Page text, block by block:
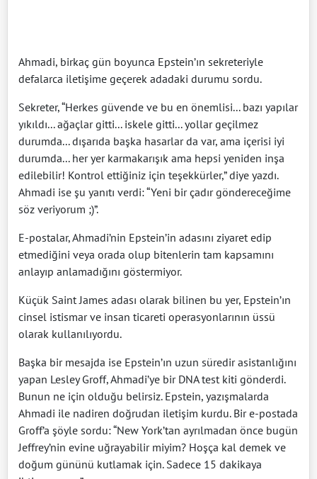
Ahmadi, birkaç gün boyunca Epstein’ın sekreteriyle
defalarca iletişime geçerek adadaki durumu sordu.
Sekreter, “Herkes güvende ve bu en önemlisi... bazı yapılar
yıkıldı... ağaçlar gitti... iskele gitti... yollar geçilmez
durumda... dışarıda başka hasarlar da var, ama içerisi iyi
durumda... her yer karmakarışık ama hepsi yeniden inşa
edilebilir! Kontrol ettiğiniz için teşekkürler,” diye yazdı.
Ahmadi ise şu yanıtı verdi: “Yeni bir çadır göndereceğime
söz veriyorum ;)”.
E-postalar, Ahmadi’nin Epstein’in adasını ziyaret edip
etmediğini veya orada olup bitenlerin tam kapsamını
anlayıp anlamadığını göstermiyor.
Küçük Saint James adası olarak bilinen bu yer, Epstein’ın
cinsel istismar ve insan ticareti operasyonlarının üssü
olarak kullanılıyordu.
Başka bir mesajda ise Epstein’ın uzun süredir asistanlığını
yapan Lesley Groff, Ahmadi’ye bir DNA test kiti gönderdi.
Bunun ne için olduğu belirsiz. Epstein, yazışmalarda
Ahmadi ile nadiren doğrudan iletişim kurdu. Bir e-postada
Groff’a şöyle sordu: “New York’tan ayrılmadan önce bugün
Jeffrey’nin evine uğrayabilir miyim? Hoşça kal demek ve
doğum gününü kutlamak için. Sadece 15 dakikaya